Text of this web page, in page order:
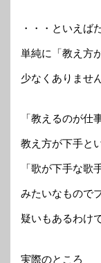
・・・といえば
単純に「教え方
少なくありません
「教えるのが仕
教え方が下手と
「歌が下手な歌
みたいなもので
疑いもあるわけ
実際のところ